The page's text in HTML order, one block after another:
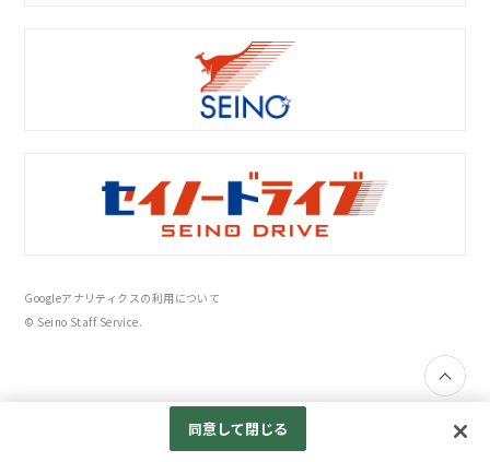
Googleアナリティクスの利用について
© Seino Staff Service.
同意して閉じる